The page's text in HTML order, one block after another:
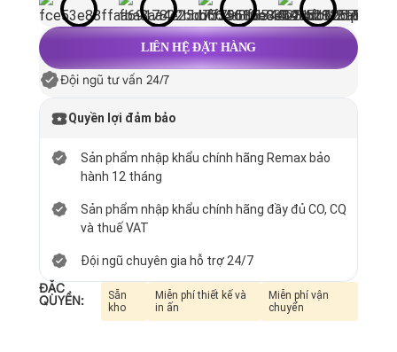
LIÊN HỆ ĐẶT HÀNG
Đội ngũ tư vấn 24/7
Quyền lợi đảm bảo
Sản phẩm nhập khẩu chính hãng Remax bảo
hành 12 tháng
Sản phẩm nhập khẩu chính hãng đầy đủ CO, CQ
và thuế VAT
Đội ngũ chuyên gia hỗ trợ 24/7
ĐẶC
QUYỀN:
Sẵn
kho
Miễn phí thiết kế và
in ấn
Miễn phí vận
chuyển